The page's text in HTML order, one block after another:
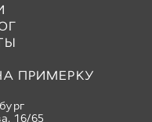
ПРИМЕРКУ
16/65